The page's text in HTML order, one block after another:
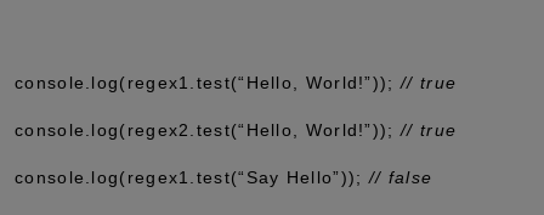
console.log(regex1.test(“Hello, World!”)); // true
console.log(regex2.test(“Hello, World!”)); // true
console.log(regex1.test(“Say Hello”)); // false